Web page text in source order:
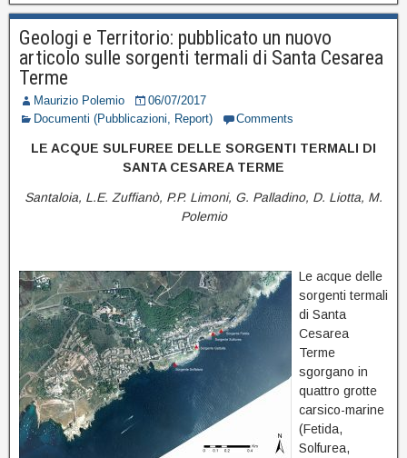
Geologi e Territorio: pubblicato un nuovo
articolo sulle sorgenti termali di Santa Cesarea
Terme
Maurizio Polemio
06/07/2017
Documenti (Pubblicazioni, Report)
Comments
LE ACQUE SULFUREE DELLE SORGENTI TERMALI DI
SANTA CESAREA TERME
Santaloia, L.E. Zuffianò, P.P. Limoni, G. Palladino, D. Liotta, M.
Polemio
Le acque delle
sorgenti termali
di Santa
Cesarea
Terme
sgorgano in
quattro grotte
carsico-marine
(Fetida,
Solfurea,